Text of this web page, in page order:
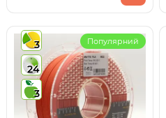
3
24
3
Популярний